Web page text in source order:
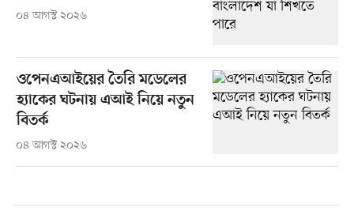
০৪ আগস্ট ২০২৬
ওপেনএআইয়ের তৈরি মডেলের
হ্যাকের ঘটনায় এআই নিয়ে নতুন
বিতর্ক
০৪ আগস্ট ২০২৬